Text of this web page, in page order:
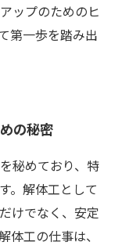
ップのためのヒ
第一歩を踏み出
の秘密
秘めており、特
。解体工として
けでなく、安定
体工の仕事は、